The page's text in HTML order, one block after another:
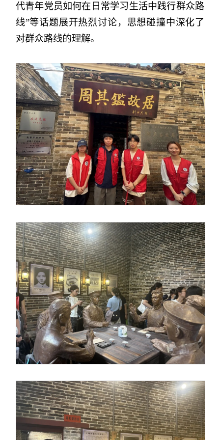
代青年党员如何在日常学习生活中践行群众路
线”等话题展开热烈讨论，思想碰撞中深化了
对群众路线的理解。